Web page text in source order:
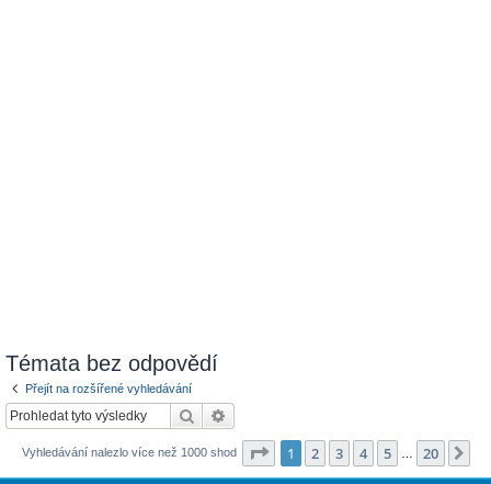
Témata bez odpovědí
Přejít na rozšířené vyhledávání
Hledat
Vyhledávání nalezlo více než 1000 shod Stránka z 20
1 2 3 4 5 20